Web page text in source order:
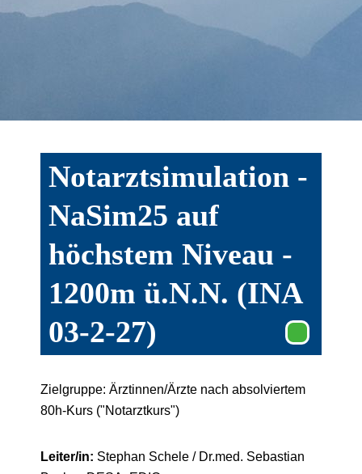
Notarztsimulation -
NaSim25 auf
höchstem Niveau -
1200m ü.N.N. (INA
03-2-27)
Zielgruppe: Ärztinnen/Ärzte nach absolviertem
80h-Kurs ("Notarztkurs")
Leiter/in: Stephan Schele / Dr.med. Sebastian